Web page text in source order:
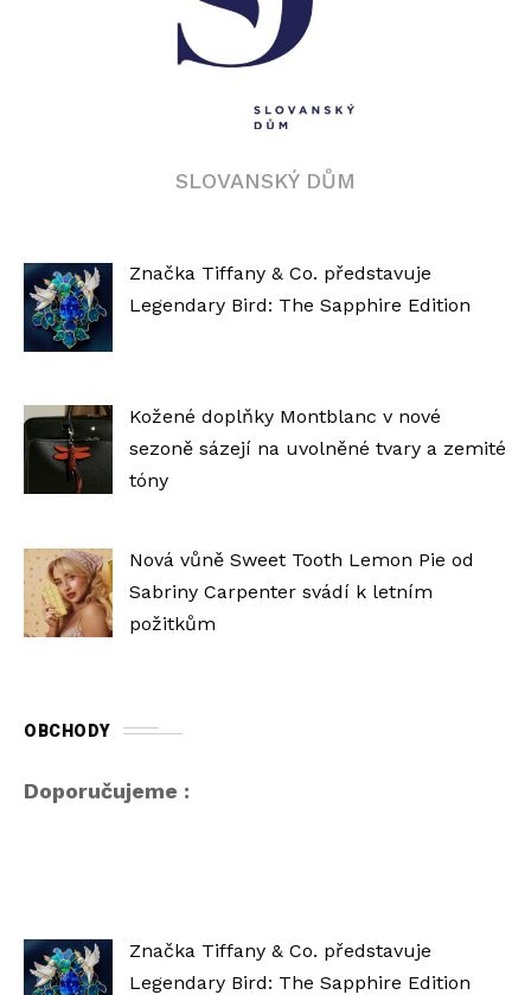
SLOVANSKÝ DŮM
Značka Tiffany & Co. představuje
Legendary Bird: The Sapphire Edition
Kožené doplňky Montblanc v nové
sezoně sázejí na uvolněné tvary a zemité
tóny
Nová vůně Sweet Tooth Lemon Pie od
Sabriny Carpenter svádí k letním
požitkům
OBCHODY
Doporučujeme :
Značka Tiffany & Co. představuje
Legendary Bird: The Sapphire Edition